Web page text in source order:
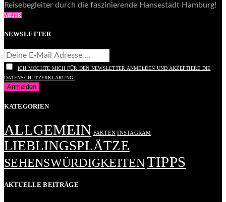
Reisebegleiter durch die faszinierende Hansestadt Hamburg!
MEHR
NEWSLETTER
ICH MÖCHTE MICH FÜR DEN NEWSLETTER ANMELDEN UND AKZEPTIERE DIE
DATENSCHUTZERKLÄRUNG.
KATEGORIEN
ALLGEMEIN FAKTEN INSTAGRAM
LIEBLINGSPLÄTZE
SEHENSWÜRDIGKEITENTIPPS
AKTUELLE BEITRÄGE